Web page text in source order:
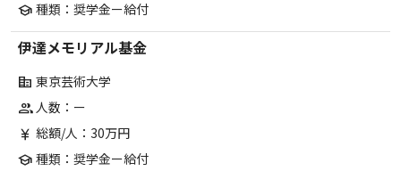
school 種類：奨学金ー給付
伊達メモリアル基金
corporate_fare 東京芸術大学
group人数：ー
currency_yen 総額/人：30万円
school 種類：奨学金ー給付